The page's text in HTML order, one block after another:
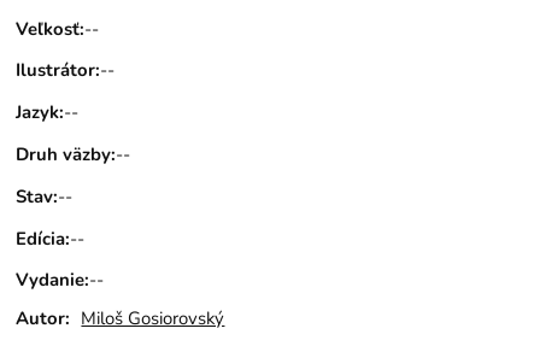
Veľkosť:--
Ilustrátor:--
Jazyk:--
Druh väzby:--
Stav:--
Edícia:--
Vydanie:--
Autor: Miloš Gosiorovský